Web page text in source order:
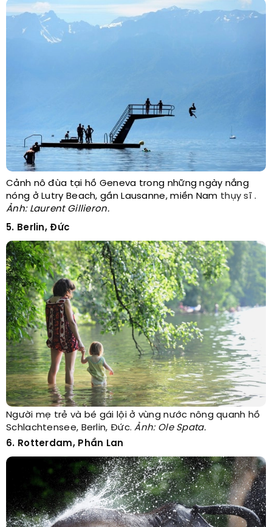
Cảnh nô đùa tại hồ Geneva trong những ngày nắng
nóng ở Lutry Beach, gần Lausanne, miền Nam thụy sĩ .
Ảnh: Laurent Gillieron.
5. Berlin, Đức
Người mẹ trẻ và bé gái lội ở vùng nước nông quanh hồ
Schlachtensee, Berlin, Đức.Ảnh: Ole Spata.
6. Rotterdam, Phần Lan